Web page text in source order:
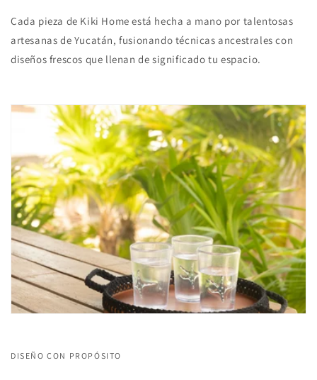
Cada pieza de Kiki Home está hecha a mano por talentosas
artesanas de Yucatán, fusionando técnicas ancestrales con
diseños frescos que llenan de significado tu espacio.
DISEÑO CON PROPÓSITO